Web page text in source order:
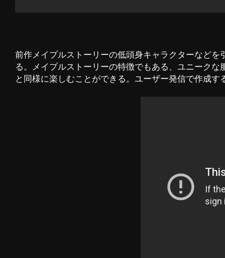
前作メイプルストーリーの低頭身キャラクターなど
る。メイプルストーリーの特徴でもある、ユニーク
と同様に楽しむことができる。ユーザー発信で作成